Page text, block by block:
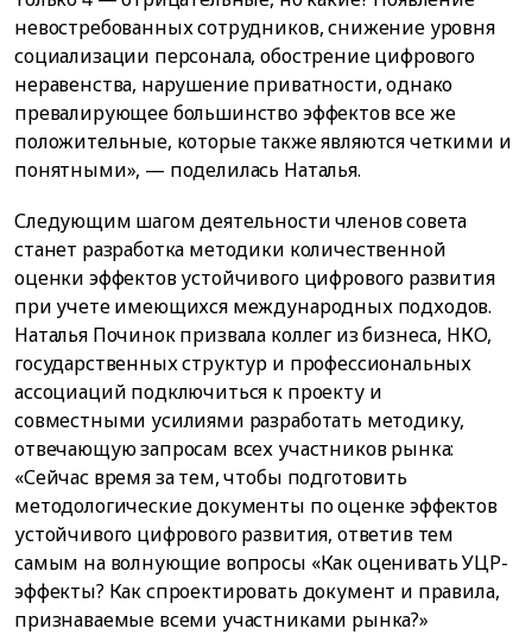
невостребованных сотрудников, снижение уровня
социализации персонала, обострение цифрового
неравенства, нарушение приватности, однако
превалирующее большинство эффектов все же
положительные, которые также являются четкими и
понятными», — поделилась Наталья.
Следующим шагом деятельности членов совета
станет разработка методики количественной
оценки эффектов устойчивого цифрового развития
при учете имеющихся международных подходов.
Наталья Починок призвала коллег из бизнеса, НКО,
государственных структур и профессиональных
ассоциаций подключиться к проекту и
совместными усилиями разработать методику,
отвечающую запросам всех участников рынка:
«Сейчас время за тем, чтобы подготовить
методологические документы по оценке эффектов
устойчивого цифрового развития, ответив тем
самым на волнующие вопросы «Как оценивать УЦР-
эффекты? Как спроектировать документ и правила,
признаваемые всеми участниками рынка?»